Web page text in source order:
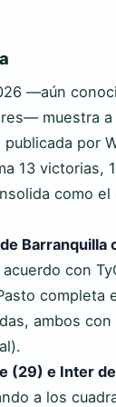
—aún
muestra a
publicada por
13 victorias,
como el
Barranquilla
con
completa
ambos
(29) e Inter
a los